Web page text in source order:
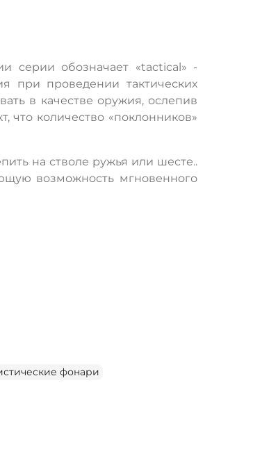
серии обозначает «tactical» -
при проведении тактических
в качестве оружия, ослепив
что количество «поклонников»
на стволе ружья или шесте..
возможность мгновенного
фонари